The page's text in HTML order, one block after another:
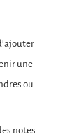
une
ou
notes